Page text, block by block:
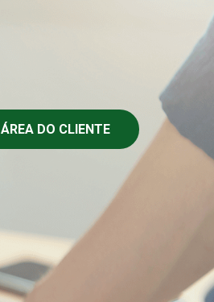
ÁREA DO CLIENTE